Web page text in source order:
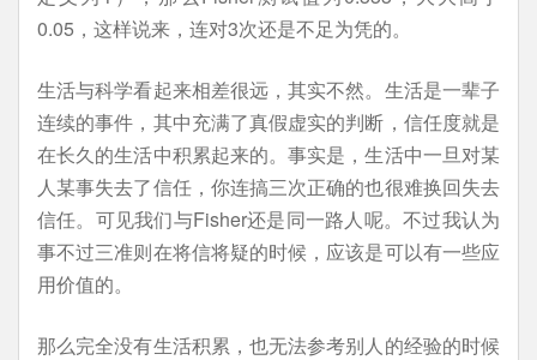
0.05，这样说来，连对3次还是不足为凭的。
生活与科学看起来相差很远，其实不然。生活是一辈子
连续的事件，其中充满了真假虚实的判断，信任度就是
在长久的生活中积累起来的。事实是，生活中一旦对某
人某事失去了信任，你连搞三次正确的也很难换回失去
信任。可见我们与Fisher还是同一路人呢。不过我认为
事不过三准则在将信将疑的时候，应该是可以有一些应
用价值的。
那么完全没有生活积累，也无法参考别人的经验的时候